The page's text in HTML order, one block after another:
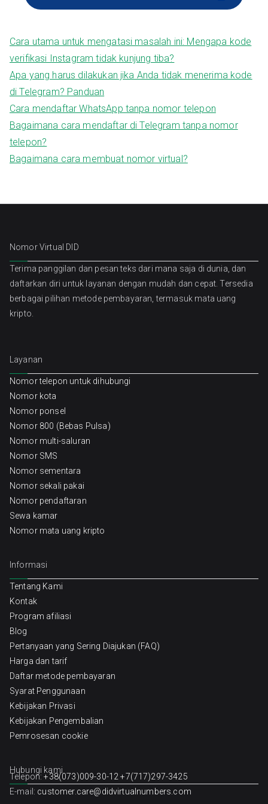
layanan obrolan dukungan online kami.
Cara utama untuk mengatasi masalah ini: Mengapa kode
verifikasi Instagram tidak kunjung tiba?
Apa yang harus dilakukan jika Anda tidak menerima kode
di Telegram? Panduan
Cara mendaftar WhatsApp tanpa nomor telepon
Bagaimana cara mendaftar di Telegram tanpa nomor
telepon?
Bagaimana cara membuat nomor virtual?
Nomor Virtual DID
Terima panggilan dan pesan teks dari mana saja di dunia, dan
daftarkan diri untuk layanan dengan mudah dan cepat. Tersedia
berbagai pilihan metode pembayaran, termasuk mata uang
kripto.
Layanan
Nomor telepon untuk dihubungi
Nomor kota
Nomor ponsel
Nomor 800 (Bebas Pulsa)
Nomor multi-saluran
Nomor SMS
Nomor sementara
Nomor sekali pakai
Nomor pendaftaran
Sewa kamar
Nomor mata uang kripto
Informasi
Tentang Kami
Kontak
Program afiliasi
Blog
Pertanyaan yang Sering Diajukan (FAQ)
Harga dan tarif
Daftar metode pembayaran
Syarat Penggunaan
Kebijakan Privasi
Kebijakan Pengembalian
Pemrosesan cookie
Hubungi kami
Telepon:+38(073)009-30-12 +7(717)297-3425
E-mail: customer.care@didvirtualnumbers.com